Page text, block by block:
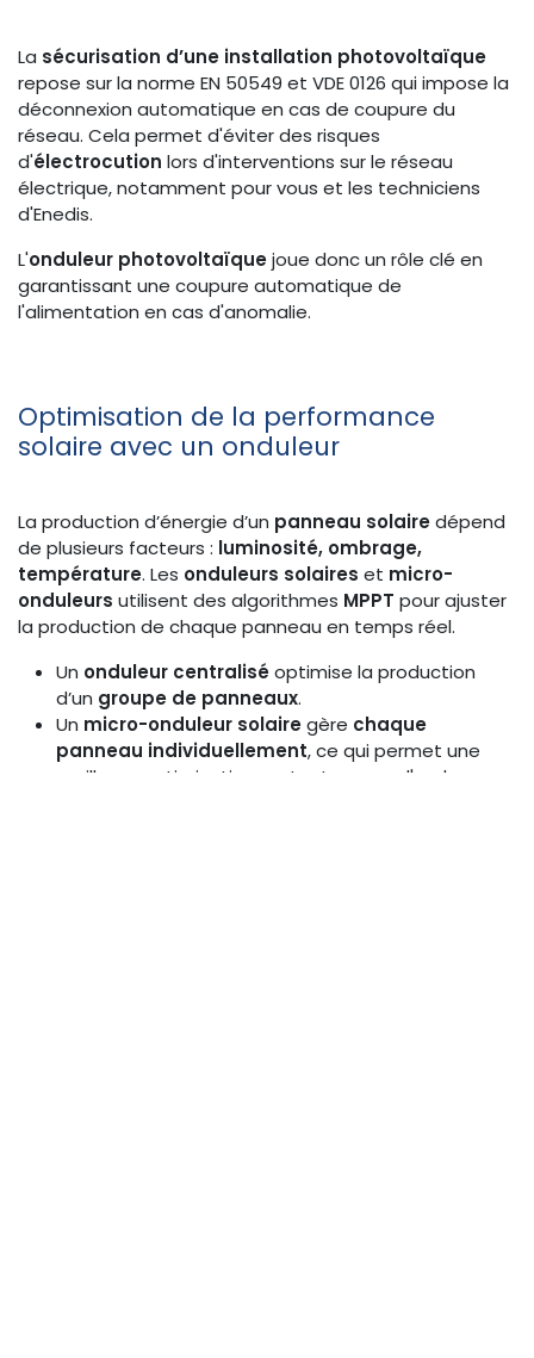
La sécurisation d’une installation photovoltaïque
repose sur la norme EN 50549 et VDE 0126 qui impose la
déconnexion automatique en cas de coupure du
réseau. Cela permet d'éviter des risques
d'électrocution lors d'interventions sur le réseau
électrique, notamment pour vous et les techniciens
d'Enedis.
L'onduleur photovoltaïquejoue donc un rôle clé en
garantissant une coupure automatique de
l'alimentation en cas d'anomalie.
Optimisation de la performance
solaire avec un onduleur
La production d’énergie d’un panneau solairedépend
de plusieurs facteurs : luminosité, ombrage,
température. Les onduleurs solaires et micro-
onduleurs utilisent des algorithmes MPPT pour ajuster
la production de chaque panneau en temps réel.
Un onduleur centraliséoptimise la production
d’un groupe de panneaux.
Un micro-onduleur solairegère chaque
panneau individuellement, ce qui permet une
meilleure optimisation, surtout en cas d'ombrage